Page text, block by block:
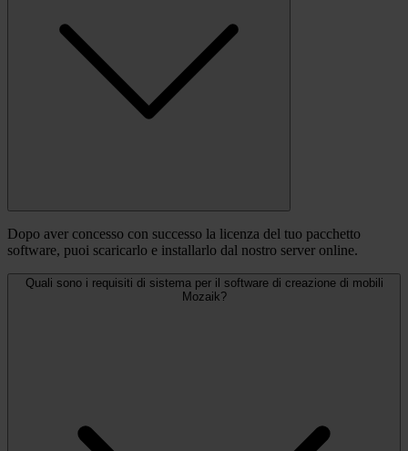
Dopo aver concesso con successo la licenza del tuo pacchetto
software, puoi scaricarlo e installarlo dal nostro server online.
Quali sono i requisiti di sistema per il software di creazione di mobili
Mozaik?